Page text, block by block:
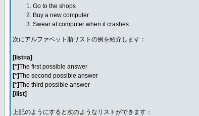
Go to the shops
Buy a new computer
Swear at computer when it crashes
次にアルファベット順リストの例を紹介します：
[list=a]
[*]The first possible answer
[*]The second possible answer
[*]The third possible answer
[/list]
上記のようにすると次のようなリストができます：